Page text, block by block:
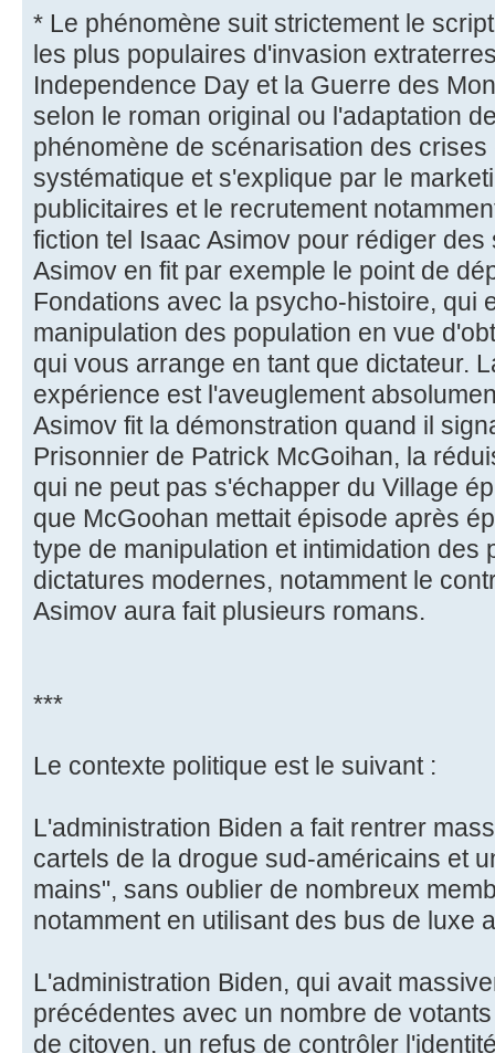
* Le phénomène suit strictement le
les plus populaires d'invasion
Independence Day et la Guerre des
selon le roman original ou l'adaptation
phénomène de scénarisation des crises
systématique et s'explique par le
publicitaires et le recrutement
fiction tel Isaac Asimov pour rédiger
Asimov en fit par exemple le point de
Fondations avec la psycho-histoire, qui
manipulation des population en vue
qui vous arrange en tant que dictateur.
expérience est l'aveuglement
Asimov fit la démonstration quand il
Prisonnier de Patrick McGoihan, la
qui ne peut pas s'échapper du Village
que McGoohan mettait épisode après
type de manipulation et intimidation des
dictatures modernes, notamment le
Asimov aura fait plusieurs romans.
***
Le contexte politique est le suivant :
L'administration Biden a fait rentrer
cartels de la drogue sud-américains et
mains", sans oublier de nombreux
notamment en utilisant des bus de luxe
L'administration Biden, qui avait
précédentes avec un nombre de
de citoyen, un refus de contrôler